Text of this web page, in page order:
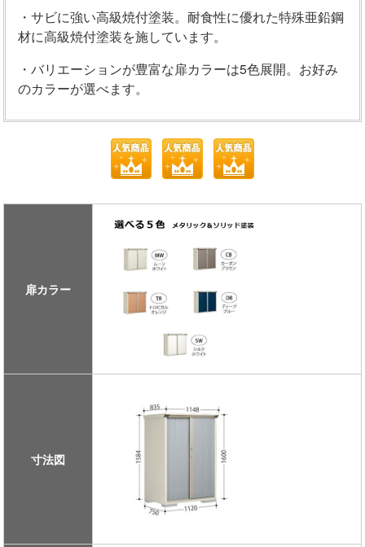
・サビに強い高級焼付塗装。耐食性に優れた特殊亜鉛鋼
材に高級焼付塗装を施しています。
・バリエーションが豊富な扉カラーは5色展開。お好み
のカラーが選べます。
扉カラー
寸法図